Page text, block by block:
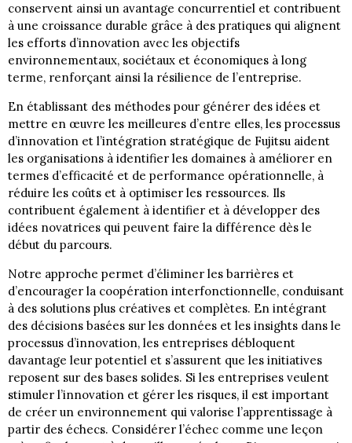
conservent ainsi un avantage concurrentiel et contribuent
à une croissance durable grâce à des pratiques qui alignent
les efforts d’innovation avec les objectifs
environnementaux, sociétaux et économiques à long
terme, renforçant ainsi la résilience de l’entreprise.
En établissant des méthodes pour générer des idées et
mettre en œuvre les meilleures d’entre elles, les processus
d’innovation et l’intégration stratégique de Fujitsu aident
les organisations à identifier les domaines à améliorer en
termes d’efficacité et de performance opérationnelle, à
réduire les coûts et à optimiser les ressources. Ils
contribuent également à identifier et à développer des
idées novatrices qui peuvent faire la différence dès le
début du parcours.
Notre approche permet d’éliminer les barrières et
d’encourager la coopération interfonctionnelle, conduisant
à des solutions plus créatives et complètes. En intégrant
des décisions basées sur les données et les insights dans le
processus d’innovation, les entreprises débloquent
davantage leur potentiel et s’assurent que les initiatives
reposent sur des bases solides. Si les entreprises veulent
stimuler l’innovation et gérer les risques, il est important
de créer un environnement qui valorise l’apprentissage à
partir des échecs. Considérer l’échec comme une leçon